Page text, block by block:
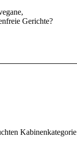
Gerichte?
Kabinenkategorie